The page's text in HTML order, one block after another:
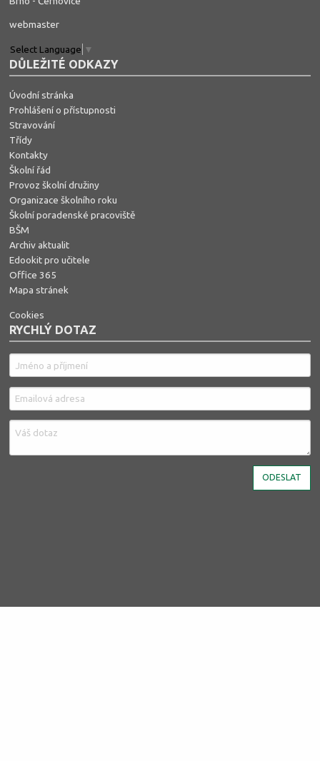
webmaster
Select Language ▼
DŮLEŽITÉ ODKAZY
Úvodní stránka
Prohlášení o přístupnosti
Stravování
Třídy
Kontakty
Školní řád
Provoz školní družiny
Organizace školního roku
Školní poradenské pracoviště
BŠM
Archiv aktualit
Edookit pro učitele
Office 365
Mapa stránek
Cookies
RYCHLÝ DOTAZ